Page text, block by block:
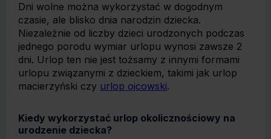
Dni wolne można wykorzystać w dogodnym
czasie, ale blisko dnia narodzin dziecka.
Niezależnie od liczby dzieci urodzonych podczas
jednego porodu wymiar urlopu wynosi zawsze 2
dni. Urlop ten nie jest tożsamy z innymi formami
urlopu związanymi z dzieckiem, takimi jak urlop
macierzyński czy urlop ojcowski.
Kiedy wykorzystać urlop okolicznościowy na
urodzenie dziecka?